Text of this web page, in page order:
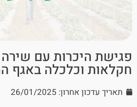
פגישת היכרות עם
חקלאות וכלכלה באגף
תאריך עדכון אחרון: 26/01/2025